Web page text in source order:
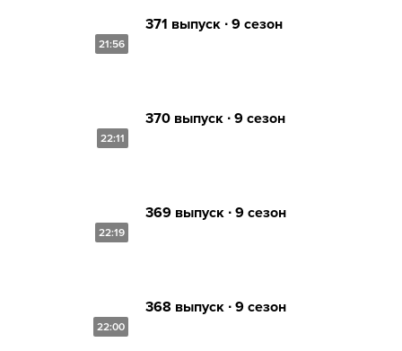
21:56
371 выпуск ∙ 9 сезон
22:11
370 выпуск ∙ 9 сезон
22:19
369 выпуск ∙ 9 сезон
22:00
368 выпуск ∙ 9 сезон